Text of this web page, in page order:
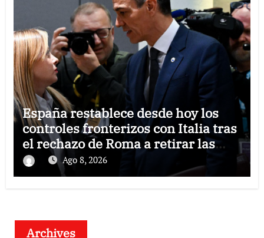
España restablece desde hoy los
controles fronterizos con Italia tras
el rechazo de Roma a retirar las
restricciones
Ago 8, 2026
Archives